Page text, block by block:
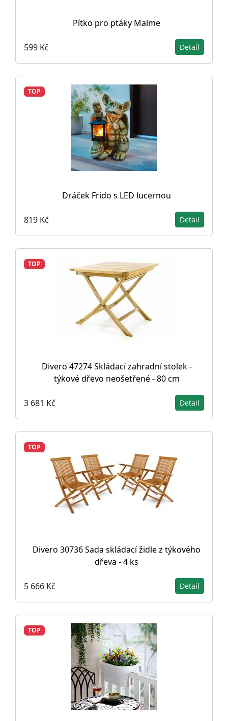
Pítko pro ptáky Malme
599 Kč Detail
TOP
Dráček Frido s LED lucernou
819 Kč Detail
TOP
Divero 47274 Skládací zahradní stolek -
týkové dřevo neošetřené - 80 cm
3 681 Kč Detail
TOP
Divero 30736 Sada skládací židle z týkového
dřeva - 4 ks
5 666 Kč Detail
TOP